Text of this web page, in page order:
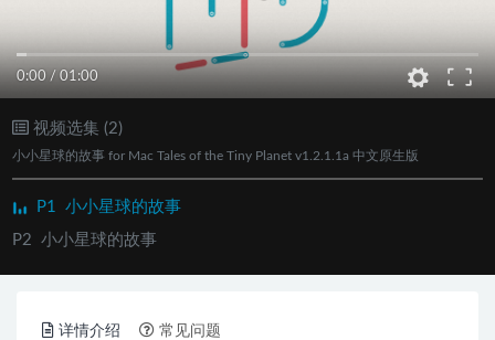
0:00 / 01:00
视频选集 (2)
小小星球的故事 for Mac Tales of the Tiny Planet v1.2.1.1a 中文原生版
P1 小小星球的故事
P2 小小星球的故事
详情介绍 常见问题